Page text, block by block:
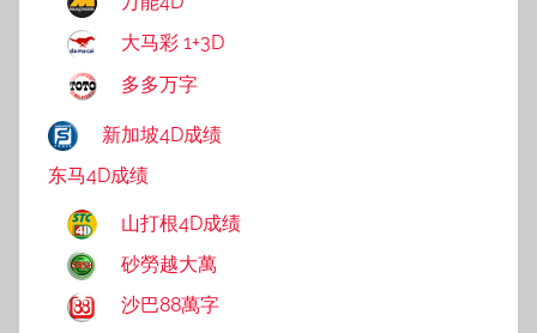
大马彩 1+3D
多多万字
新加坡4D成绩
东马4D成绩
山打根4D成绩
砂勞越大萬
沙巴88萬字